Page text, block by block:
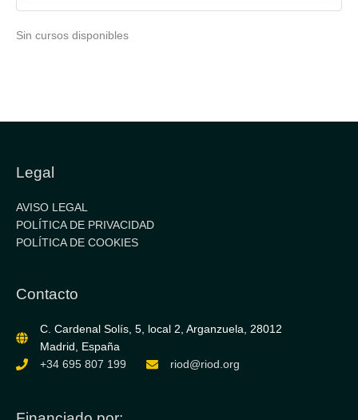
Sin cursos disponibles
Legal
AVISO LEGAL
POLÍTICA DE PRIVACIDAD
POLÍTICA DE COOKIES
Contacto
C. Cardenal Solís, 5, local 2, Arganzuela, 28012
Madrid, España
+34 695 807 199
riod@riod.org